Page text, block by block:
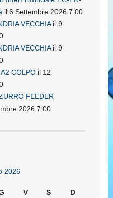
il 6 Settembre 2026 7:00
VECCHIAil 9
VECCHIAil 9
COLPO il 12
FEEDER
2026 7:00
2026
V S D